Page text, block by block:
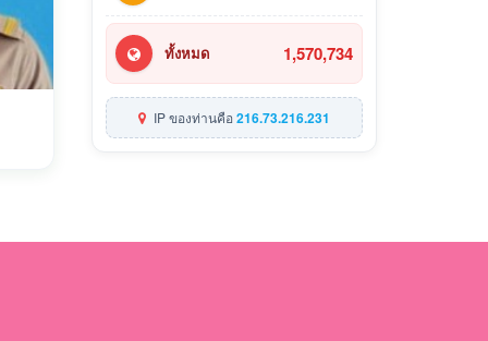
ทั้งหมด 1,570,734
IP ของท่านคือ216.73.216.231